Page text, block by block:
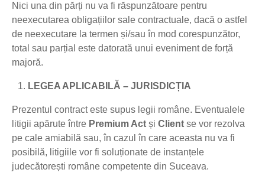
Nici una din părți nu va fi răspunzătoare pentru
neexecutarea obligațiilor sale contractuale, dacă o astfel
de neexecutare la termen și/sau în mod corespunzător,
total sau parțial este datorată unui eveniment de forță
majoră.
LEGEA APLICABILĂ – JURISDICȚIA
Prezentul contract este supus legii române. Eventualele
litigii apărute între Premium Act și Client se vor rezolva
pe cale amiabilă sau, în cazul în care aceasta nu va fi
posibilă, litigiile vor fi soluționate de instanțele
judecătorești române competente din Suceava.